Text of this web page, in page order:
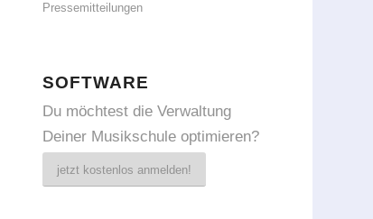
Pressemitteilungen
SOFTWARE
Du möchtest die Verwaltung
Deiner Musikschule optimieren?
jetzt kostenlos anmelden!